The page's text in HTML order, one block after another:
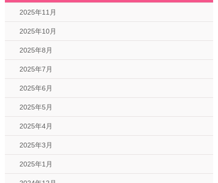
2025年11月
2025年10月
2025年8月
2025年7月
2025年6月
2025年5月
2025年4月
2025年3月
2025年1月